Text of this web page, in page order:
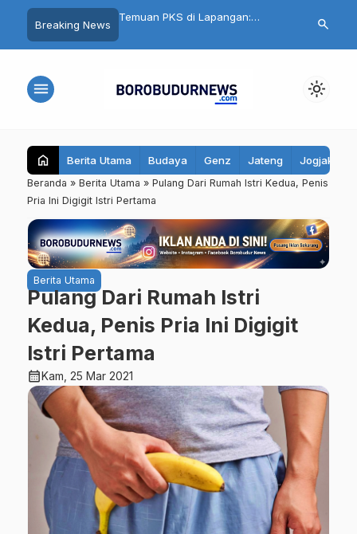
Breaking News
Santri Al Hidayat
Edukasi Remaja
Temuan PKS di Lapangan:
Terlambat, Kain Kaku hingga Ada
Cuma
Mall
search
menu light_mode
home Berita Utama Budaya Genz Jateng Jogjakarta
Beranda » Berita Utama » Pulang Dari Rumah Istri Kedua, Penis
Pria Ini Digigit Istri Pertama
Berita Utama
Pulang Dari Rumah Istri
Kedua, Penis Pria Ini Digigit
Istri Pertama
calendar_monthKam, 25 Mar 2021